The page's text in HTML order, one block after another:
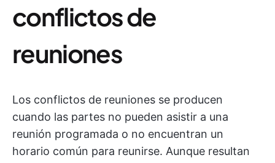
conflictos de
reuniones
Los conflictos de reuniones se producen
cuando las partes no pueden asistir a una
reunión programada o no encuentran un
horario común para reunirse. Aunque resultan